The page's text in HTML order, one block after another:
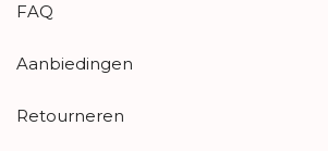
FAQ
Aanbiedingen
Retourneren